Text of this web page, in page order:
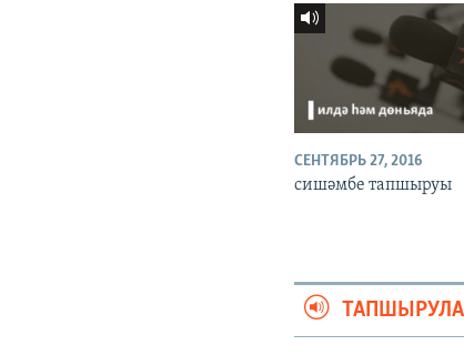
СЕНТЯБРЬ 27, 2016
сишәмбе тапшыруы